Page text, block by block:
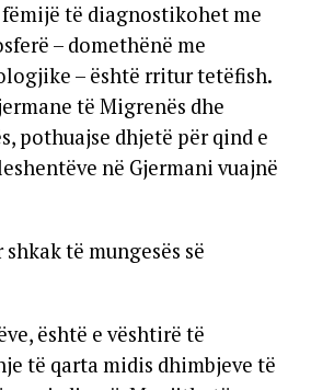
të diagnostikohet me
– domethënë me
– është rritur tetëfish.
të Migrenës dhe
pothuajse dhjetë për qind e
në Gjermani vuajnë
të mungesës së
është e vështirë të
të qarta midis dhimbjeve të